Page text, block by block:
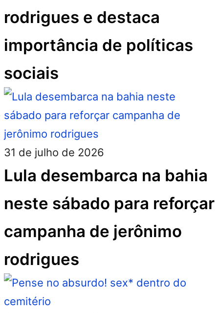
rodrigues e destaca
importância de políticas
sociais
31 de julho de 2026
Lula desembarca na bahia
neste sábado para reforçar
campanha de jerônimo
rodrigues